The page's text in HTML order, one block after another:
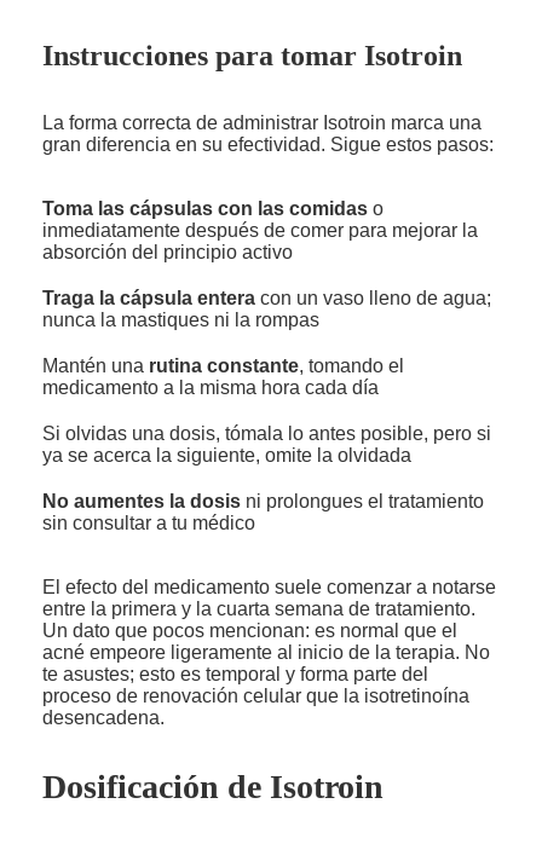
Instrucciones para tomar Isotroin
La forma correcta de administrar Isotroin marca una
gran diferencia en su efectividad. Sigue estos pasos:
Toma las cápsulas con las comidas o
inmediatamente después de comer para mejorar la
absorción del principio activo
Traga la cápsula entera con un vaso lleno de agua;
nunca la mastiques ni la rompas
Mantén una rutina constante, tomando el
medicamento a la misma hora cada día
Si olvidas una dosis, tómala lo antes posible, pero si
ya se acerca la siguiente, omite la olvidada
No aumentes la dosis ni prolongues el tratamiento
sin consultar a tu médico
El efecto del medicamento suele comenzar a notarse
entre la primera y la cuarta semana de tratamiento.
Un dato que pocos mencionan: es normal que el
acné empeore ligeramente al inicio de la terapia. No
te asustes; esto es temporal y forma parte del
proceso de renovación celular que la isotretinoína
desencadena.
Dosificación de Isotroin